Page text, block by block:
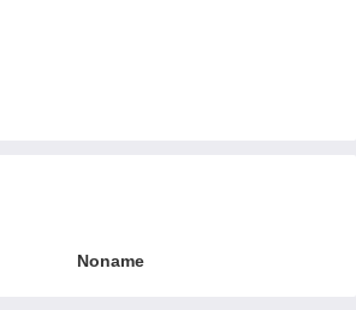
Noname